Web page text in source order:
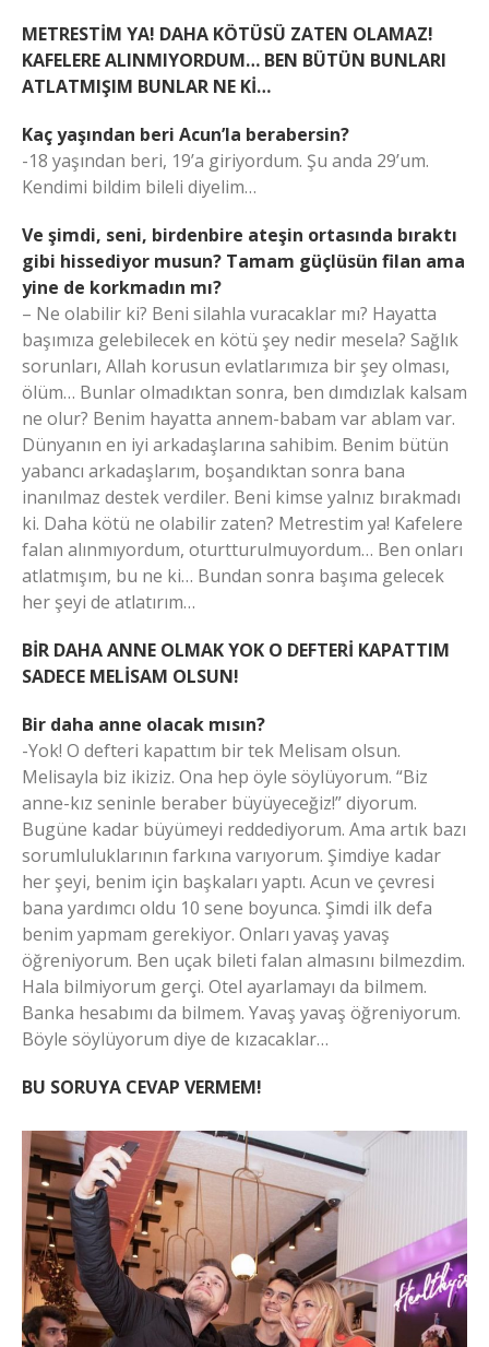
METRESTİM YA! DAHA KÖTÜSÜ ZATEN OLAMAZ!
KAFELERE ALINMIYORDUM… BEN BÜTÜN BUNLARI
ATLATMIŞIM BUNLAR NE Kİ…
Kaç yaşından beri Acun’la berabersin?
-18 yaşından beri, 19’a giriyordum. Şu anda 29’um.
Kendimi bildim bileli diyelim…
Ve şimdi, seni, birdenbire ateşin ortasında bıraktı
gibi hissediyor musun? Tamam güçlüsün filan ama
yine de korkmadın mı?
– Ne olabilir ki? Beni silahla vuracaklar mı? Hayatta
başımıza gelebilecek en kötü şey nedir mesela? Sağlık
sorunları, Allah korusun evlatlarımıza bir şey olması,
ölüm… Bunlar olmadıktan sonra, ben dımdızlak kalsam
ne olur? Benim hayatta annem-babam var ablam var.
Dünyanın en iyi arkadaşlarına sahibim. Benim bütün
yabancı arkadaşlarım, boşandıktan sonra bana
inanılmaz destek verdiler. Beni kimse yalnız bırakmadı
ki. Daha kötü ne olabilir zaten? Metrestim ya! Kafelere
falan alınmıyordum, oturtturulmuyordum… Ben onları
atlatmışım, bu ne ki… Bundan sonra başıma gelecek
her şeyi de atlatırım…
BİR DAHA ANNE OLMAK YOK O DEFTERİ KAPATTIM
SADECE MELİSAM OLSUN!
Bir daha anne olacak mısın?
-Yok! O defteri kapattım bir tek Melisam olsun.
Melisayla biz ikiziz. Ona hep öyle söylüyorum. “Biz
anne-kız seninle beraber büyüyeceğiz!” diyorum.
Bugüne kadar büyümeyi reddediyorum. Ama artık bazı
sorumluluklarının farkına varıyorum. Şimdiye kadar
her şeyi, benim için başkaları yaptı. Acun ve çevresi
bana yardımcı oldu 10 sene boyunca. Şimdi ilk defa
benim yapmam gerekiyor. Onları yavaş yavaş
öğreniyorum. Ben uçak bileti falan almasını bilmezdim.
Hala bilmiyorum gerçi. Otel ayarlamayı da bilmem.
Banka hesabımı da bilmem. Yavaş yavaş öğreniyorum.
Böyle söylüyorum diye de kızacaklar…
BU SORUYA CEVAP VERMEM!